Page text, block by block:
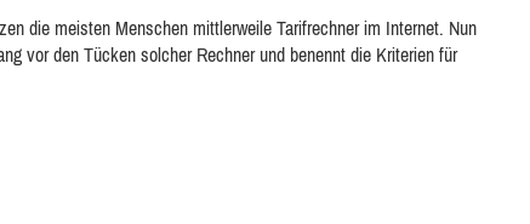
die meisten Menschen mittlerweile Tarifrechner im Internet. Nun
vor den Tücken solcher Rechner und benennt die Kriterien für